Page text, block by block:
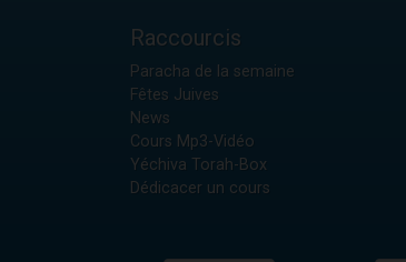
Raccourcis
Paracha de la semaine
Fêtes Juives
News
Cours Mp3-Vidéo
Yéchiva Torah-Box
Dédicacer un cours